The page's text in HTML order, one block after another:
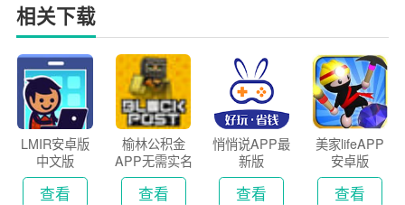
相关下载
LMIR安卓版
中文版
查看
榆林公积金
APP无需实名
认证版
查看
悄悄说APP最
新版
查看
美家lifeAPP
安卓版
查看